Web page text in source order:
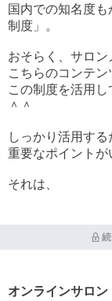
国内での知名度
制度」。
おそらく、サロ
こちらのコンテ
この制度を活用
＾＾
しっかり活用する
重要なポイントが
それは、
オンラインサロン